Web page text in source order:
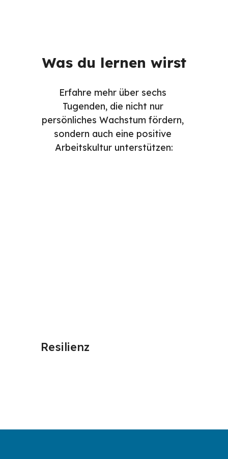
Was du lernen wirst
Erfahre mehr über sechs
Tugenden, die nicht nur
persönliches Wachstum fördern,
sondern auch eine positive
Arbeitskultur unterstützen:
Resilienz